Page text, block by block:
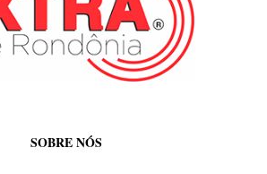
SOBRE NÓS